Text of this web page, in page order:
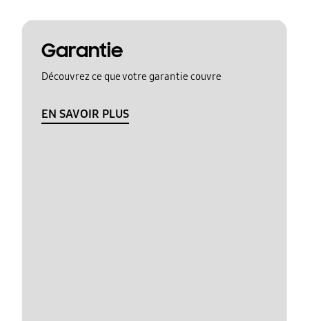
Garantie
Découvrez ce que votre garantie couvre
EN SAVOIR PLUS